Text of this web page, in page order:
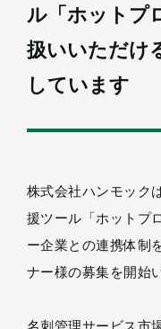
ル「ホットプ
扱いいただけ
しています
株式会社ハンモック
援ツール「ホットプ
ー企業との連携体制
ナー様の募集を開始
名刺管理サービス市